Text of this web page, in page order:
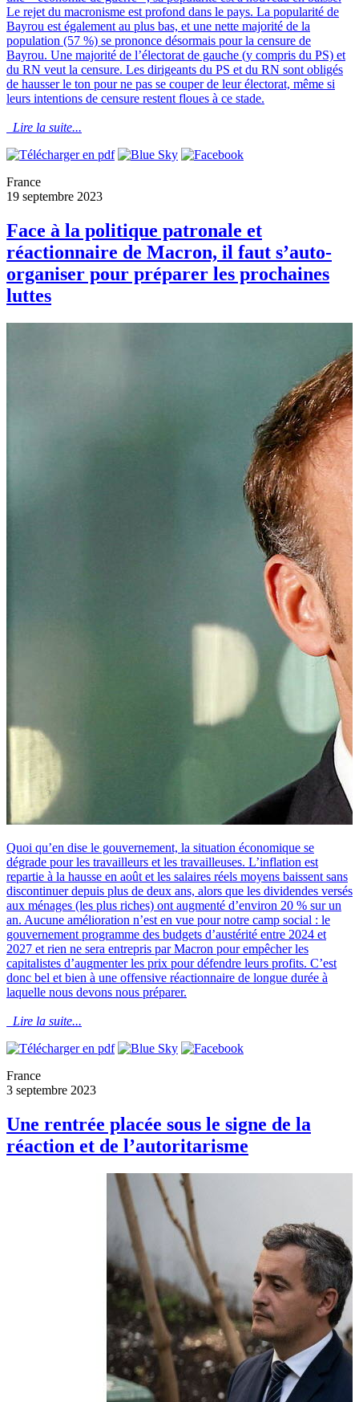
Le rejet du macronisme est profond dans le pays. La popularité de
Bayrou est également au plus bas, et une nette majorité de la
population (57 %) se prononce désormais pour la censure de
Bayrou. Une majorité de l’électorat de gauche (y compris du PS) et
du RN veut la censure. Les dirigeants du PS et du RN sont obligés
de hausser le ton pour ne pas se couper de leur électorat, même si
leurs intentions de censure restent floues à ce stade.
Lire la suite...
France
19 septembre 2023
Face à la politique patronale et
réactionnaire de Macron, il faut s’auto-
organiser pour préparer les prochaines
luttes
Quoi qu’en dise le gouvernement, la situation économique se
dégrade pour les travailleurs et les travailleuses. L’inflation est
repartie à la hausse en août et les salaires réels moyens baissent sans
discontinuer depuis plus de deux ans, alors que les dividendes versés
aux ménages (les plus riches) ont augmenté d’environ 20 % sur un
an. Aucune amélioration n’est en vue pour notre camp social : le
gouvernement programme des budgets d’austérité entre 2024 et
2027 et rien ne sera entrepris par Macron pour empêcher les
capitalistes d’augmenter les prix pour défendre leurs profits. C’est
donc bel et bien à une offensive réactionnaire de longue durée à
laquelle nous devons nous préparer.
Lire la suite...
France
3 septembre 2023
Une rentrée placée sous le signe de la
réaction et de l’autoritarisme